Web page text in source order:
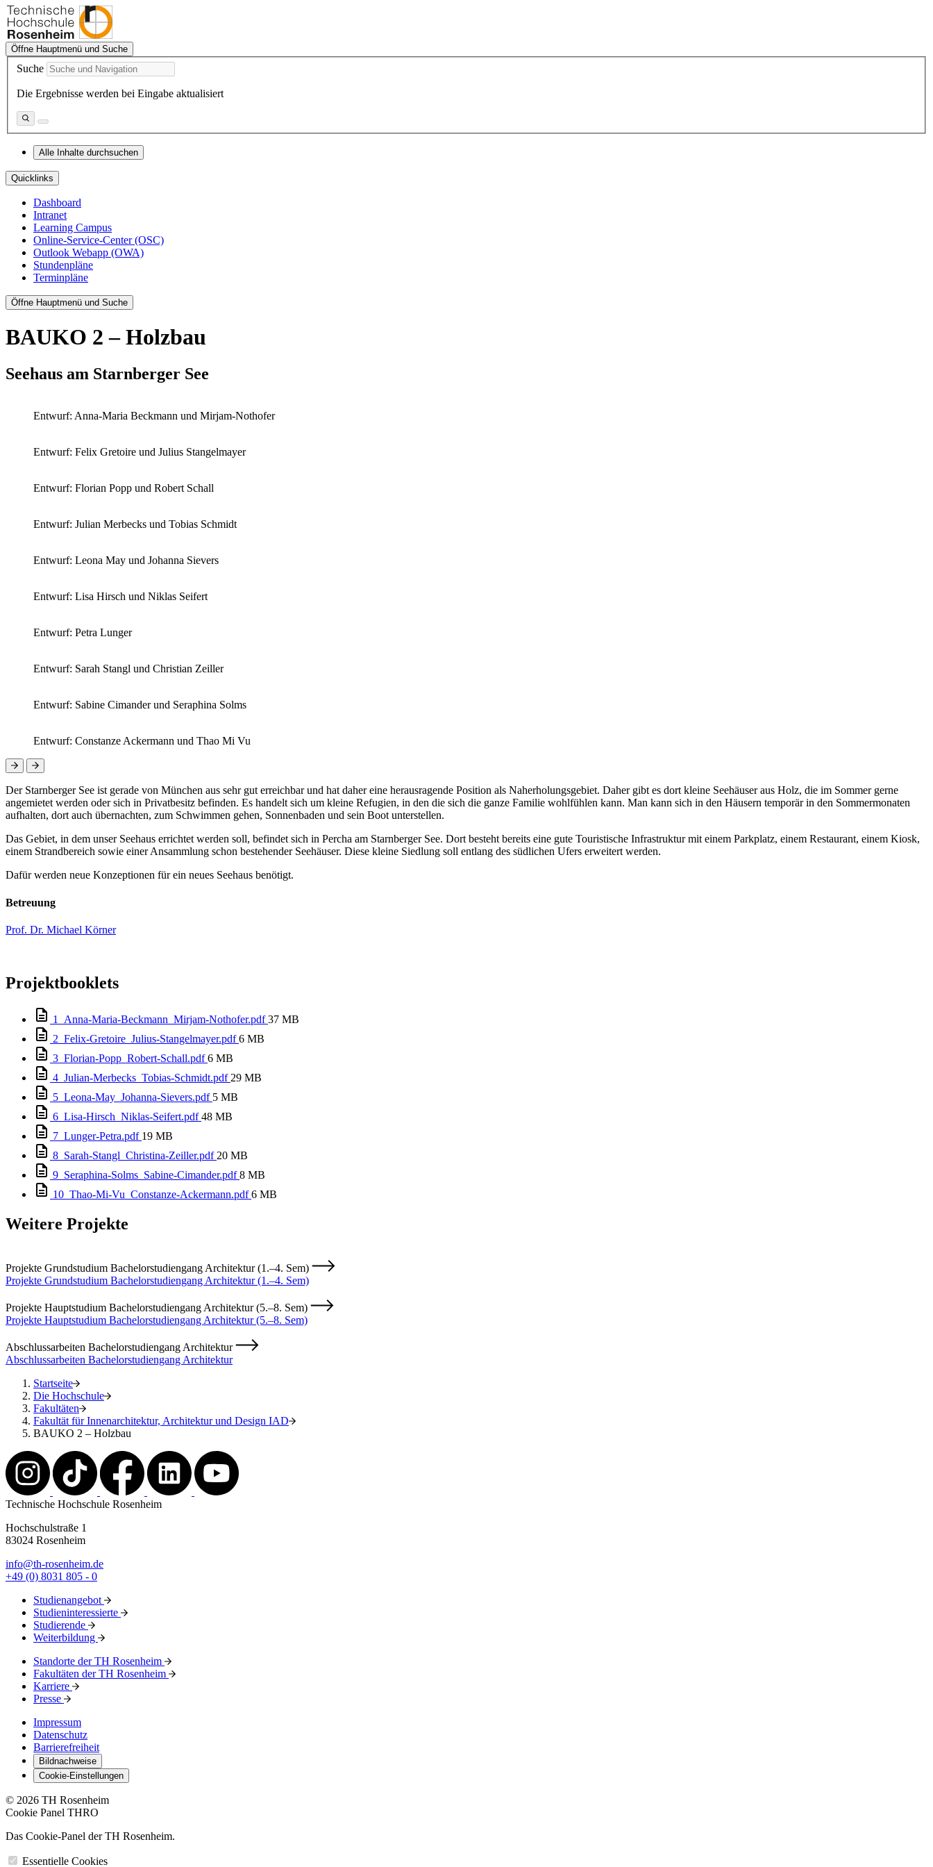
Öffne Hauptmenü und Suche
Suche
Die Ergebnisse werden bei Eingabe aktualisiert
Alle Inhalte durchsuchen
Quicklinks
Dashboard
Intranet
Learning Campus
Online-Service-Center (OSC)
Outlook Webapp (OWA)
Stundenpläne
Terminpläne
Öffne Hauptmenü und Suche
BAUKO 2 – Holzbau
Seehaus am Starnberger See
Entwurf: Anna-Maria Beckmann und Mirjam-Nothofer
Entwurf: Felix Gretoire und Julius Stangelmayer
Entwurf: Florian Popp und Robert Schall
Entwurf: Julian Merbecks und Tobias Schmidt
Entwurf: Leona May und Johanna Sievers
Entwurf: Lisa Hirsch und Niklas Seifert
Entwurf: Petra Lunger
Entwurf: Sarah Stangl und Christian Zeiller
Entwurf: Sabine Cimander und Seraphina Solms
Entwurf: Constanze Ackermann und Thao Mi Vu
Der Starnberger See ist gerade von München aus sehr gut erreichbar und hat daher eine herausragende Position als Naherholungsgebiet. Daher gibt es dort kleine Seehäuser aus Holz, die im Sommer gerne
angemietet werden oder sich in Privatbesitz befinden. Es handelt sich um kleine Refugien, in den die sich die ganze Familie wohlfühlen kann. Man kann sich in den Häusern temporär in den Sommermonaten
aufhalten, dort auch übernachten, zum Schwimmen gehen, Sonnenbaden und sein Boot unterstellen.
Das Gebiet, in dem unser Seehaus errichtet werden soll, befindet sich in Percha am Starnberger See. Dort besteht bereits eine gute Touristische Infrastruktur mit einem Parkplatz, einem Restaurant, einem Kiosk,
einem Strandbereich sowie einer Ansammlung schon bestehender Seehäuser. Diese kleine Siedlung soll entlang des südlichen Ufers erweitert werden.
Dafür werden neue Konzeptionen für ein neues Seehaus benötigt.
Betreuung
Prof. Dr. Michael Körner
Projektbooklets
1_Anna-Maria-Beckmann_Mirjam-Nothofer.pdf 37 MB
2_Felix-Gretoire_Julius-Stangelmayer.pdf 6 MB
3_Florian-Popp_Robert-Schall.pdf 6 MB
4_Julian-Merbecks_Tobias-Schmidt.pdf 29 MB
5_Leona-May_Johanna-Sievers.pdf 5 MB
6_Lisa-Hirsch_Niklas-Seifert.pdf 48 MB
7_Lunger-Petra.pdf 19 MB
8_Sarah-Stangl_Christina-Zeiller.pdf 20 MB
9_Seraphina-Solms_Sabine-Cimander.pdf 8 MB
10_Thao-Mi-Vu_Constanze-Ackermann.pdf 6 MB
Weitere Projekte
Projekte Grundstudium Bachelorstudiengang Architektur (1.–4. Sem)
Projekte Grundstudium Bachelorstudiengang Architektur (1.–4. Sem)
Projekte Hauptstudium Bachelorstudiengang Architektur (5.–8. Sem)
Projekte Hauptstudium Bachelorstudiengang Architektur (5.–8. Sem)
Abschlussarbeiten Bachelorstudiengang Architektur
Abschlussarbeiten Bachelorstudiengang Architektur
Startseite
Die Hochschule
Fakultäten
Fakultät für Innenarchitektur, Architektur und Design IAD
BAUKO 2 – Holzbau
Technische Hochschule Rosenheim
Hochschulstraße 1
83024 Rosenheim
info@th-rosenheim.de
+49 (0) 8031 805 - 0
Studienangebot
Studieninteressierte
Studierende
Weiterbildung
Standorte der TH Rosenheim
Fakultäten der TH Rosenheim
Karriere
Presse
Impressum
Datenschutz
Barrierefreiheit
Bildnachweise
Cookie-Einstellungen
© 2026 TH Rosenheim
Cookie Panel THRO
Das Cookie-Panel der TH Rosenheim.
Essentielle Cookies